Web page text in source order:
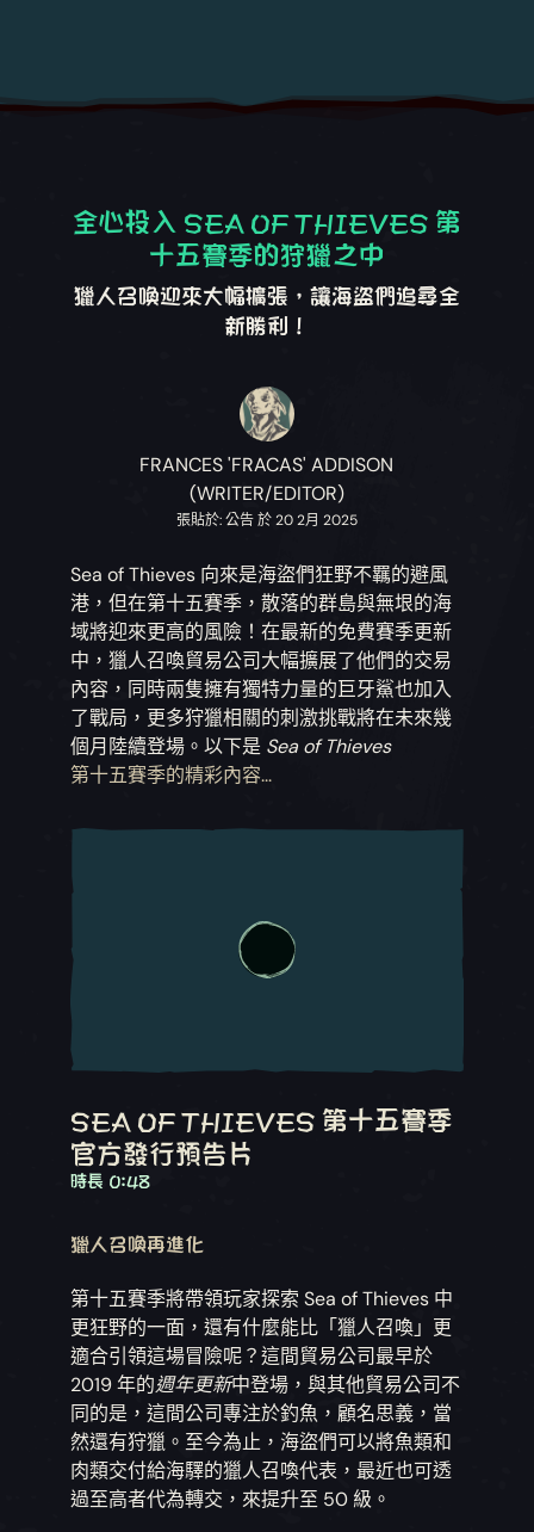
全心投入 SEA OF THIEVES 第
十五賽季的狩獵之中
獵人召喚迎來大幅擴張，讓海盜們追尋全
新勝利！
FRANCES 'FRACAS' ADDISON
(WRITER/EDITOR)
張貼於: 公告 於 20 2月 2025
Sea of Thieves 向來是海盜們狂野不羈的避風
港，但在第十五賽季，散落的群島與無垠的海
域將迎來更高的風險！在最新的免費賽季更新
中，獵人召喚貿易公司大幅擴展了他們的交易
內容，同時兩隻擁有獨特力量的巨牙鯊也加入
了戰局，更多狩獵相關的刺激挑戰將在未來幾
個月陸續登場。以下是 Sea of Thieves
第十五賽季的精彩內容...
SEA OF THIEVES 第十五賽季
官方發行預告片
時長 0:48
獵人召喚再進化
第十五賽季將帶領玩家探索 Sea of Thieves 中
更狂野的一面，還有什麼能比「獵人召喚」更
適合引領這場冒險呢？這間貿易公司最早於
2019 年的週年更新中登場，與其他貿易公司不
同的是，這間公司專注於釣魚，顧名思義，當
然還有狩獵。至今為止，海盜們可以將魚類和
肉類交付給海驛的獵人召喚代表，最近也可透
過至高者代為轉交，來提升至 50 級。